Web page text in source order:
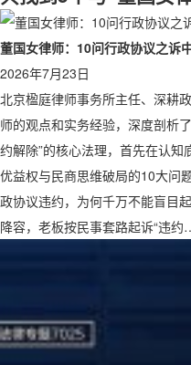
董国女律师：10问行政协议之诉
2026年7月23日
北京楹庭律师事务所主任、深耕
师的观点和实务经验，深度剖析
约解除”的核心法理，首先在认
优益权与民商思维破局的10大问
政协议违约，为何千万不能盲目
降容，老板按民事套路起诉“违